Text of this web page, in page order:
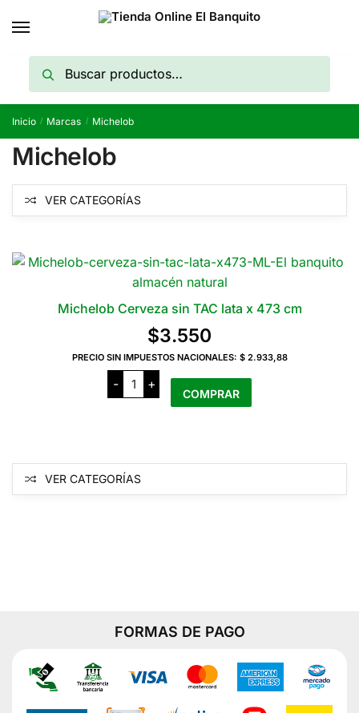
por:
Buscar
Inicio / Marcas / Michelob
Michelob
VER CATEGORÍAS
Michelob Cerveza sin TAC lata x 473 cm
$3.550
PRECIO SIN IMPUESTOS NACIONALES: $ 2.933,88
-
Michelob
Cerveza
sin
cantidad
+
COMPRAR
VER CATEGORÍAS
FORMAS DE PAGO